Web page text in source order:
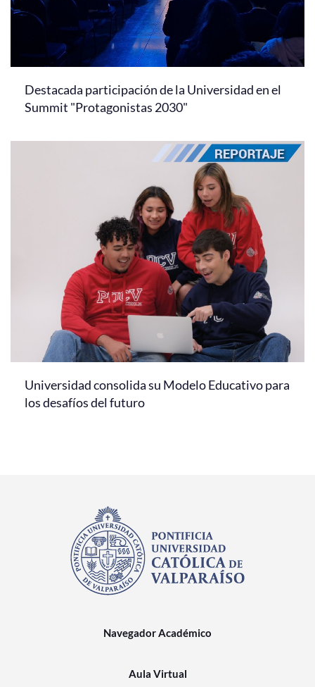
Destacada participación de la Universidad en el
Summit "Protagonistas 2030"
Universidad consolida su Modelo Educativo para
los desafíos del futuro
Navegador Académico
Aula Virtual